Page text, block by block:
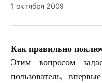
1 октября 2009
Как правильно
Этим вопросом
пользователь,